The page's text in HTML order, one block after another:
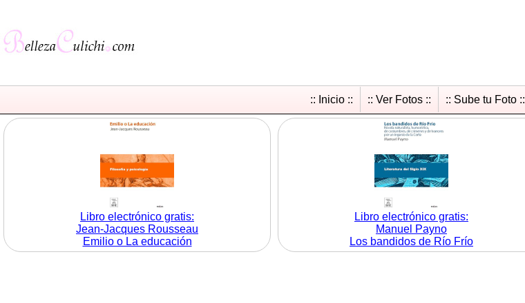
:: Inicio :: :: Ver Fotos :: :: Sube tu Foto ::
Libro electrónico gratis:
Jean-Jacques Rousseau
Emilio o La educación
Libro electrónico gratis:
Manuel Payno
Los bandidos de Río Frío